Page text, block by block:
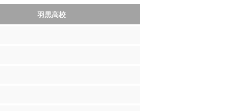
羽黒高校